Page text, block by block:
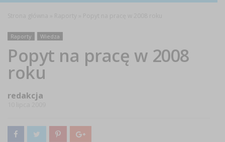
Raporty Wiedza
Popyt na pracę w 2008
roku
redakcja